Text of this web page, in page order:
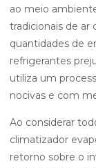
ao meio
tradicionais de ar
quantidades de
refrigerantes
utiliza um
nocivas e com
Ao considerar
climatizador
retorno sobre o